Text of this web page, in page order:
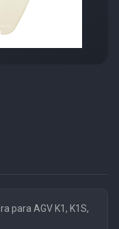
para AGV K1, K1S,